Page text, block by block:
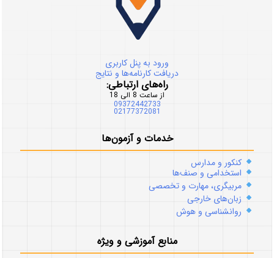
ورود به پنل کاربری
دریافت کارنامه‌ها و نتایج
راه‌های ارتباطی:
از ساعت 8 الی 18
09372442733
02177372081
خدمات و آزمون‌ها
کنکور و مدارس
استخدامی و صنف‌ها
مربیگری، مهارت و تخصصی
زبان‌های خارجی
روانشناسی و هوش
منابع آموزشی و ویژه